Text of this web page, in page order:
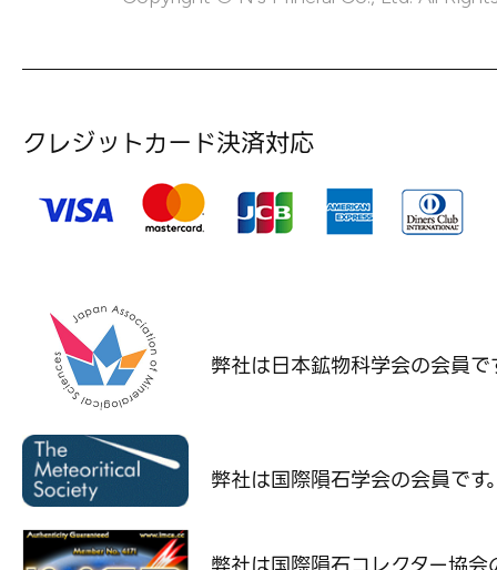
クレジットカード決済対応
弊社は日本鉱物科学会の会員で
弊社は国際隕石学会の会員です